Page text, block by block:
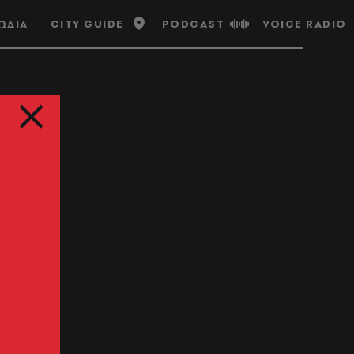
CITY GUIDE PODCAST VOICE RADIO